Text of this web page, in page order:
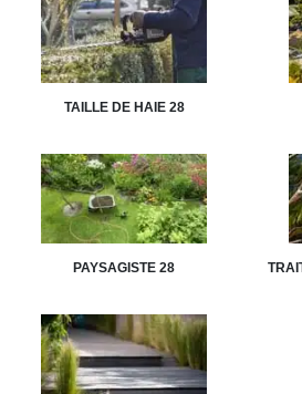
TAILLE DE HAIE 28
PAYSAGISTE 28